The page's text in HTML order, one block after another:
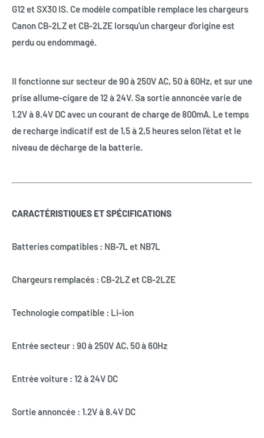
G12 et SX30 IS. Ce modèle compatible remplace les chargeurs
Canon CB-2LZ et CB-2LZE lorsqu’un chargeur d’origine est
perdu ou endommagé.
Il fonctionne sur secteur de 90 à 250V AC, 50 à 60Hz, et sur une
prise allume-cigare de 12 à 24V. Sa sortie annoncée varie de
1.2V à 8.4V DC avec un courant de charge de 800mA. Le temps
de recharge indicatif est de 1,5 à 2,5 heures selon l’état et le
niveau de décharge de la batterie.
CARACTÉRISTIQUES ET SPÉCIFICATIONS
Batteries compatibles : NB-7L et NB7L
Chargeurs remplacés : CB-2LZ et CB-2LZE
Technologie compatible : Li-ion
Entrée secteur : 90 à 250V AC, 50 à 60Hz
Entrée voiture : 12 à 24V DC
Sortie annoncée : 1.2V à 8.4V DC